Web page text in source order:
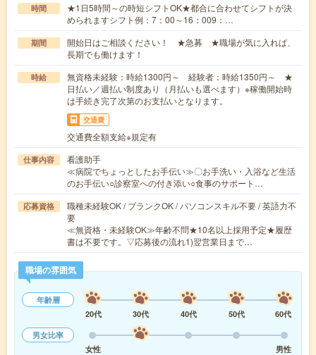
時間
★1日5時間～の時短シフトOK★都合に合わせてシフトが決
められますシフト例：7：00～16：009：…
期間
開始日はご相談ください！ ★急募 ★職場が気に入れば、
長期でも働けます！
時給
無資格未経験：時給1300円～ 経験者：時給1350円～ ★
日払い／週払い制度あり（月払いも選べます）※稼働開始時
は手続き完了次第のお支払いとなります。
交通費
交通費全額支給※規定有
仕事内容
看護助手
≪病院でちょっとしたお手伝い≫〇お手洗い・入浴など生活
のお手伝い○診察室への付き添い○食事のサポート…
応募資格
職種未経験OK / ブランクOK / パソコンスキル不要 / 英語力不
要
≪無資格・未経験OK≫年齢不問★10名以上採用予定★履歴
書は不要です。▽応募後の流れ1)翌営業日まで…
職場の雰囲気
年齢層
20代
30代 40代 50代
60代
男女比率
女性
男性